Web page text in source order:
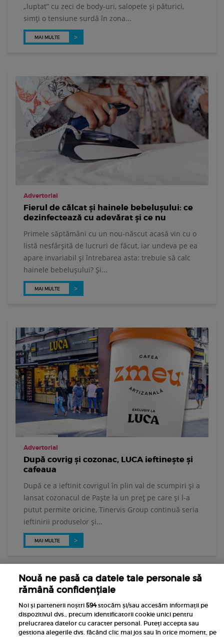
„luptat” cu zeci de body-uri, salopete și păturici,
simți o tensiune surdă în zona...
MAI MULTE
Advertorial
Fierul de călcat și hainele bebelușului: ce
dezinfectează cu adevărat și ce nu
Primele săptămâni cu un nou-născut acasă vin cu o
listă nesfârșită de lucruri de făcut, iar undeva pe ea
apare invariabil și întrebarea asta: trebuie să calc
hainele bebelușului? Și...
MAI MULTE
Advertorial
După covrig și cozonac, LUCA ieftinește și
cafeaua
După ce a ieftinit covrigul în plin val de scumpiri și a
lansat cozonacul de Paște la un preț pe care și l-a
putut permite oricine, Tinervis Group continuă seria
ieftinirii produselor și...
MAI MULTE
Nouă ne pasă ca datele tale personale să
rămână confidențiale
Noi și partenerii noștri594stocăm și/sau accesăm informații pe
dispozitivul dvs., precum identificatorii cookie unici pentru
prelucrarea datelor cu caracter personal. Puteți accepta sau
gestiona alegerile dvs. făcând clic mai jos sau în orice moment, pe